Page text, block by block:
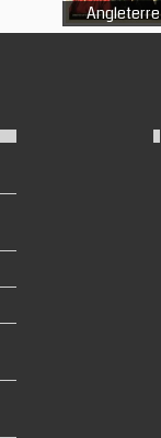
Angleterre